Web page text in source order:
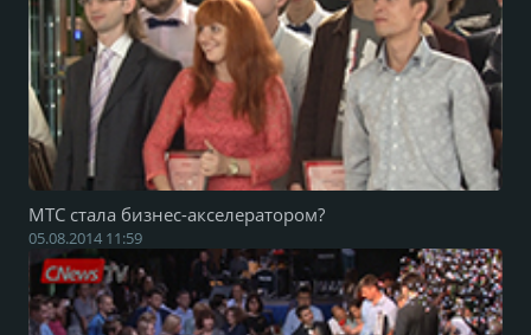
МТС стала бизнес-акселератором?
05.08.2014 11:59